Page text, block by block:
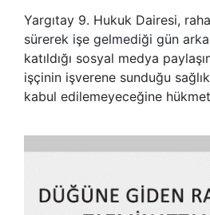
Yargıtay 9. Hukuk Dairesi,
sürerek işe gelmediği gün
katıldığı sosyal medya
işçinin işverene sunduğu
kabul edilemeyeceğine